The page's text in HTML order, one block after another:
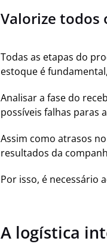
Valorize todos
Todas as etapas do
estoque é
Analisar a fase do
possíveis falhas paras
Assim como atrasos
resultados da
Por isso, é necessário
A logística